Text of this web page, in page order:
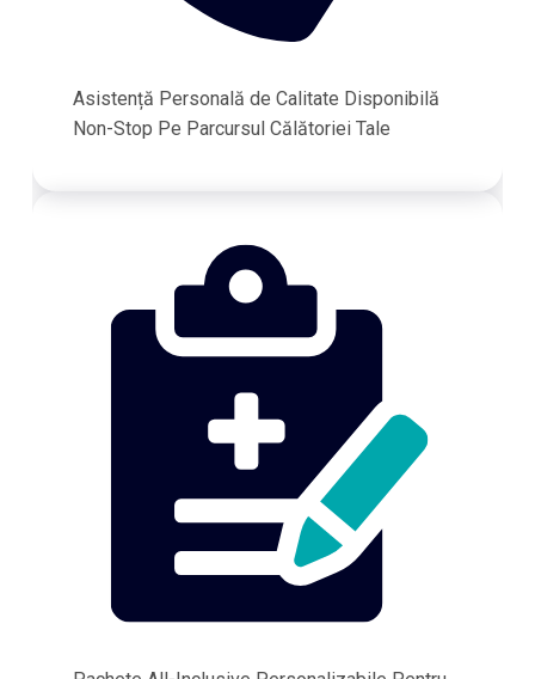
Asistență Personală de Calitate Disponibilă
Non-Stop Pe Parcursul Călătoriei Tale